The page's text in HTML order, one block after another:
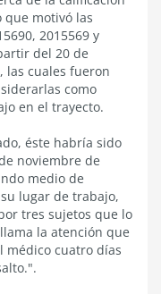
que motivó las
2015569 y
del 20 de
las cuales fueron
como
en el trayecto.
éste habría sido
noviembre de
medio de
lugar de trabajo,
tres sujetos que lo
la atención que
médico cuatro días